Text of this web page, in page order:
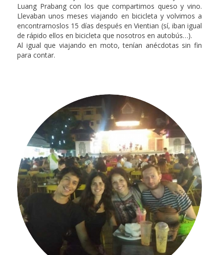
Luang Prabang con los que compartimos queso y vino.
Llevaban unos meses viajando en bicicleta y volvimos a
encontrarnoslos 15 días después en Vientian (sí, iban igual
de rápido ellos en bicicleta que nosotros en autobús…).
Al igual que viajando en moto, tenían anécdotas sin fin
para contar.